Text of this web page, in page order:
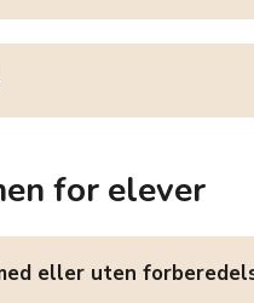
for elever
eller uten